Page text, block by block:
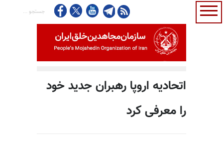
اتحادیه اروپا رهبران جدید خود
را معرفی کرد